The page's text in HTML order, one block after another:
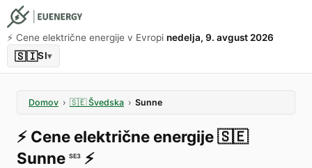
⚡️ Cene električne energije v Evropi nedelja, 9. avgust 2026
🇸🇮SI▾
Domov › 🇸🇪 Švedska › Sunne
⚡️ Cene električne energije🇸🇪
Sunne SE3 ⚡️